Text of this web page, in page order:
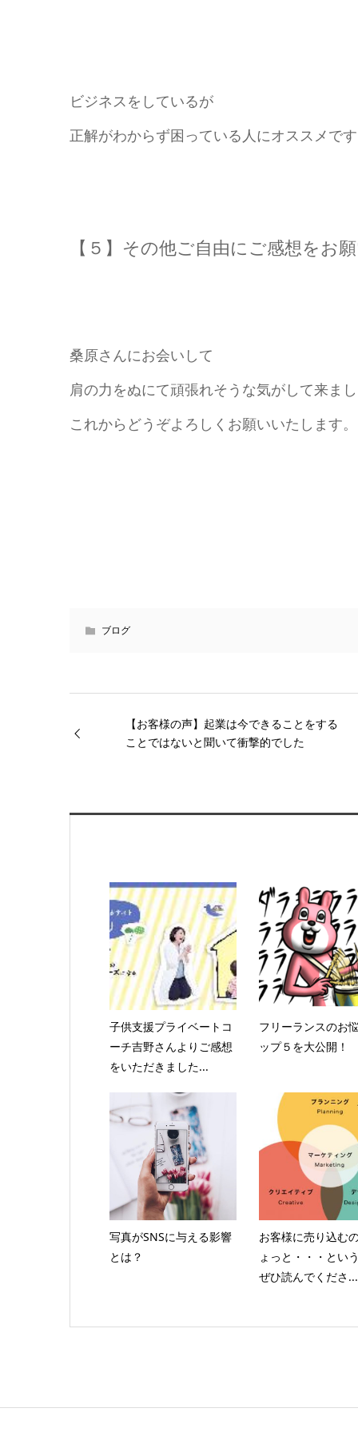
ビジネスをしているが
正解がわからず困っている人にオススメで
【５】その他ご自由にご感想をお
桑原さんにお会いして
肩の力をぬにて頑張れそうな気がして来ま
これからどうぞよろしくお願いいたします。
ブログ
【お客様の声】起業は今できることをする
ことではないと聞いて衝撃的でした
子供支援プライベートコ
ーチ吉野さんよりご感想
をいただきました...
フリーランスのお
ップ５を大公開！
写真がSNSに与える影響
とは？
お客様に売り込む
ょっと・・・とい
ぜひ読んでくださ...